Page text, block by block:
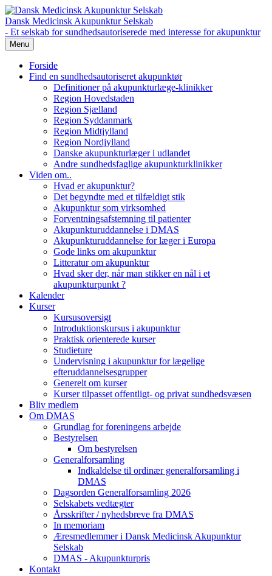
Dansk Medicinsk Akupunktur Selskab
- Et selskab for sundhedsautoriserede med interesse for akupunktur
Menu
Forside
Find en sundhedsautoriseret akupunktør
Definitioner på akupunkturlæge-klinikker
Region Hovedstaden
Region Sjælland
Region Syddanmark
Region Midtjylland
Region Nordjylland
Danske akupunkturlæger i udlandet
Andre sundhedsfaglige akupunkturklinikker
Viden om..
Hvad er akupunktur?
Det begyndte med et tilfældigt stik
Akupunktur som virksomhed
Forventningsafstemning til patienter
Akupunkturuddannelse i DMAS
Akupunkturuddannelse for læger i Europa
Gode links om akupunktur
Litteratur om akupunktur
Hvad sker der, når man stikker en nål i et
akupunkturpunkt ?
Kalender
Kurser
Kursusoversigt
Introduktionskursus i akupunktur
Praktisk orienterede kurser
Studieture
Undervisning i akupunktur for lægelige
efteruddannelsesgrupper
Generelt om kurser
Kurser tilpasset offentligt- og privat sundhedsvæsen
Bliv medlem
Om DMAS
Grundlag for foreningens arbejde
Bestyrelsen
Om bestyrelsen
Generalforsamling
Indkaldelse til ordinær generalforsamling i
DMAS
Dagsorden Generalforsamling 2026
Selskabets vedtægter
Årsskrifter / nyhedsbreve fra DMAS
In memoriam
Æresmedlemmer i Dansk Medicinsk Akupunktur
Selskab
DMAS - Akupunkturpris
Kontakt